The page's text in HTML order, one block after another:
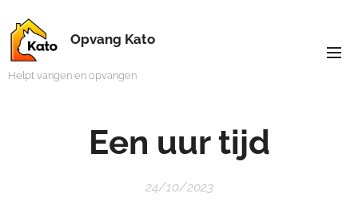
Opvang Kato
Helpt vangen en opvangen
Een uur tijd
24/10/2023